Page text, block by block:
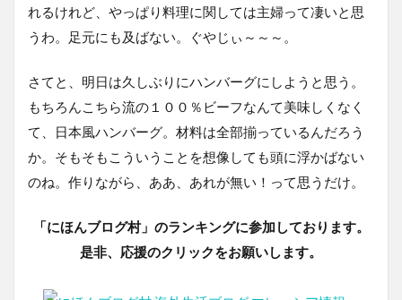
れるけれど、やっぱり料理に関しては主婦って凄いと思
うわ。足元にも及ばない。ぐやじぃ～～～。
さてと、明日は久しぶりにハンバーグにしようと思う。
もちろんこちら流の１００％ビーフなんて美味しくなく
て、日本風ハンバーグ。材料は全部揃っているんだろう
か。そもそもこういうことを想像しても頭に浮かばない
のね。作りながら、ああ、あれが無い！って思うだけ。
「にほんブログ村」のランキングに参加しております。
是非、応援のクリックをお願いします。